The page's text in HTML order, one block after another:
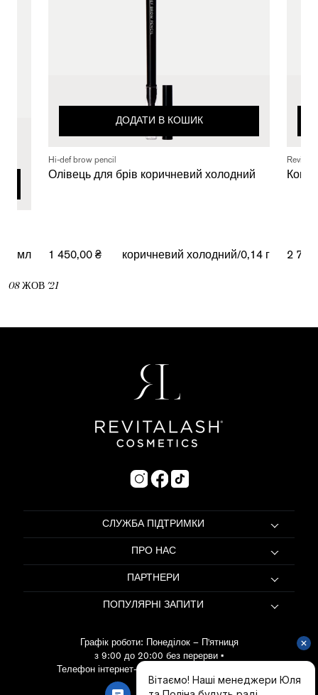
мл
ДОДАТИ В КОШИК
Hi-def brow pencil
Олівець для брів коричневий холодний
1 450,00 ₴ коричневий холодний/0,14 г 2
08ЖОВ '21
Пошук...
СЛУЖБА ПІДТРИМКИ
ПРО НАС
ПАРТНЕРИ
ПОПУЛЯРНІ ЗАПИТИ
Графік роботи: Понеділок – П'ятниця
з 9:00 до 20:00 без перерви •
Телефон інтернет-магазину: